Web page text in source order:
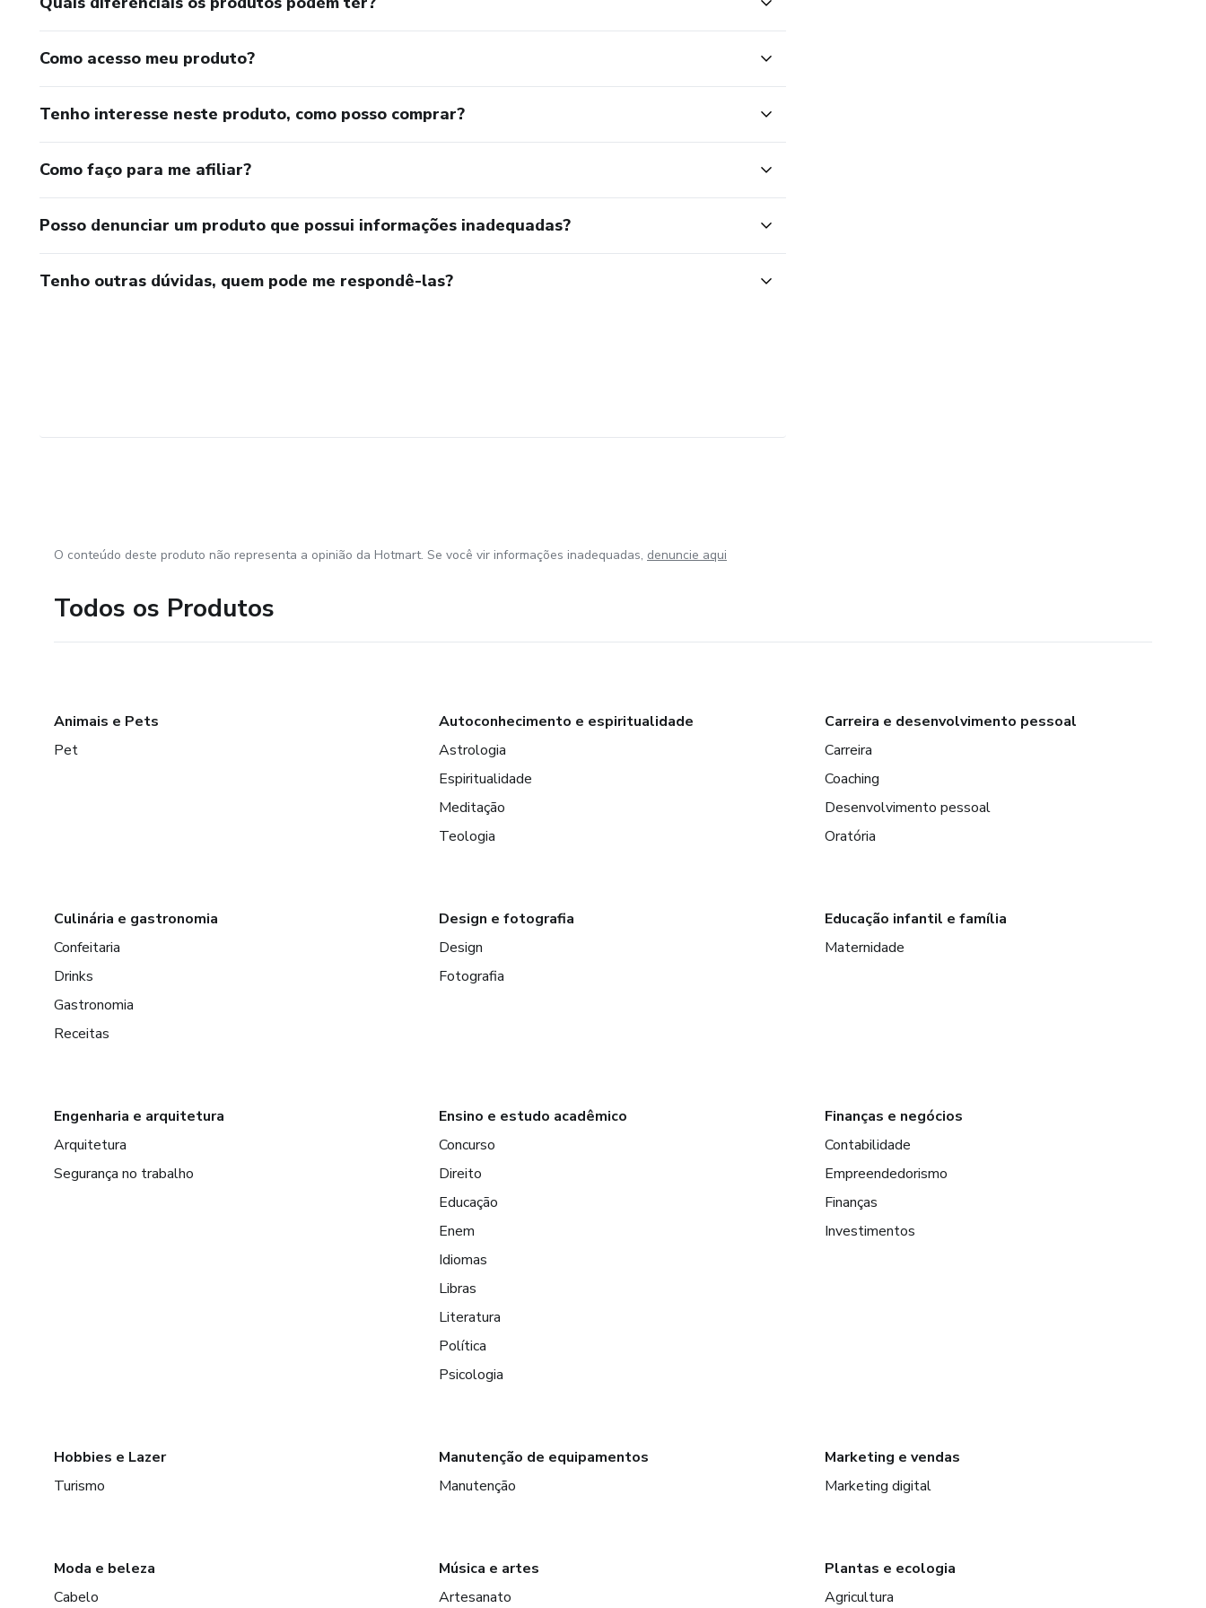
Como acesso meu produto?
Tenho interesse neste produto, como posso comprar?
Como faço para me afiliar?
Posso denunciar um produto que possui informações inadequadas?
Tenho outras dúvidas, quem pode me respondê-las?
O conteúdo deste produto não representa a opinião da Hotmart. Se você vir informações inadequadas, denuncie aqui
Todos os Produtos
Animais e Pets
Pet
Autoconhecimento e espiritualidade
Astrologia
Espiritualidade
Meditação
Teologia
Carreira e desenvolvimento pessoal
Carreira
Coaching
Desenvolvimento pessoal
Oratória
Culinária e gastronomia
Confeitaria
Drinks
Gastronomia
Receitas
Design e fotografia
Design
Fotografia
Educação infantil e família
Maternidade
Engenharia e arquitetura
Arquitetura
Segurança no trabalho
Ensino e estudo acadêmico
Concurso
Direito
Educação
Enem
Idiomas
Libras
Literatura
Política
Psicologia
Finanças e negócios
Contabilidade
Empreendedorismo
Finanças
Investimentos
Hobbies e Lazer
Turismo
Manutenção de equipamentos
Manutenção
Marketing e vendas
Marketing digital
Moda e beleza
Cabelo
Música e artes
Artesanato
Plantas e ecologia
Agricultura